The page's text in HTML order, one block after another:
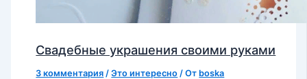
Свадебные украшения своими руками
3 комментария /Это интересно / От boska